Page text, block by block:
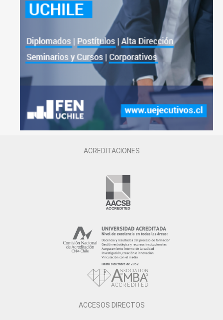
ACREDITACIONES
ACCESOS DIRECTOS